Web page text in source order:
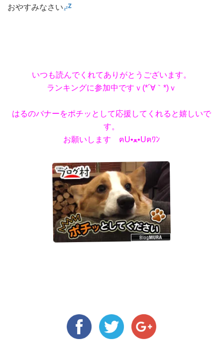
おやすみなさい
いつも読んでくれてありがとうございます。
ランキングに参加中ですｖ(*´∀｀*)ｖ
はるのバナーをポチッとして応援してくれると嬉しいで
す。
お願いします ฅU•ﻌ•Uฅﾜﾝ